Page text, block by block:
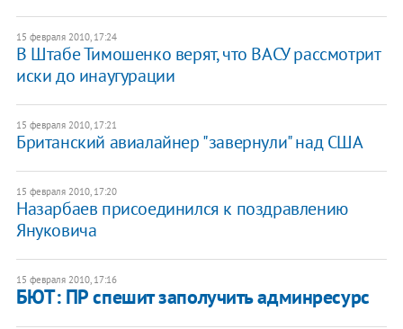
15 февраля 2010, 17:24
В Штабе Тимошенко верят, что ВАСУ рассмотрит
иски до инаугурации
15 февраля 2010, 17:21
Британский авиалайнер "завернули" над США
15 февраля 2010, 17:20
Назарбаев присоединился к поздравлению
Януковича
15 февраля 2010, 17:16
БЮТ: ПР спешит заполучить админресурс